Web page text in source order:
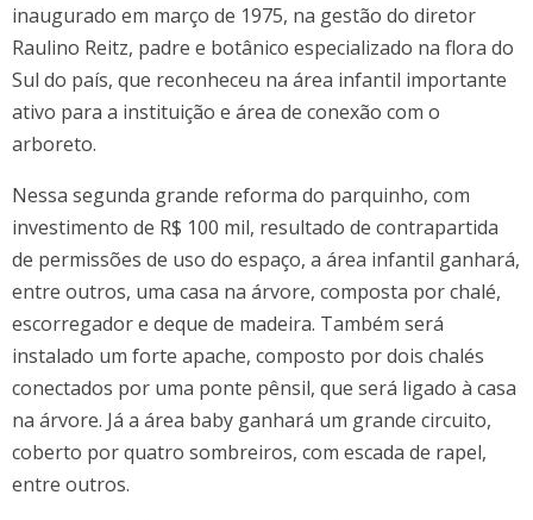
inaugurado em março de 1975, na gestão do diretor
Raulino Reitz, padre e botânico especializado na flora do
Sul do país, que reconheceu na área infantil importante
ativo para a instituição e área de conexão com o
arboreto.
Nessa segunda grande reforma do parquinho, com
investimento de R$ 100 mil, resultado de contrapartida
de permissões de uso do espaço, a área infantil ganhará,
entre outros, uma casa na árvore, composta por chalé,
escorregador e deque de madeira. Também será
instalado um forte apache, composto por dois chalés
conectados por uma ponte pênsil, que será ligado à casa
na árvore. Já a área baby ganhará um grande circuito,
coberto por quatro sombreiros, com escada de rapel,
entre outros.